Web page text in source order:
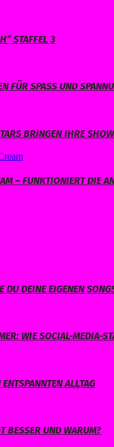
STAFFEL 3
FÜR SPASS UND
BRINGEN IHRE
– FUNKTIONIERT DIE
DU DEINE EIGENEN
WIE SOCIAL-MEDIA-
ALLTAG
BESSER UND WARUM?